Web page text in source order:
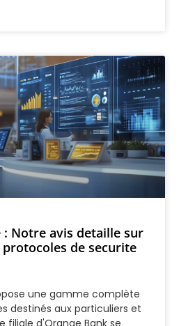
: Notre avis detaille sur
de securite
une gamme complète
destinés aux particuliers et